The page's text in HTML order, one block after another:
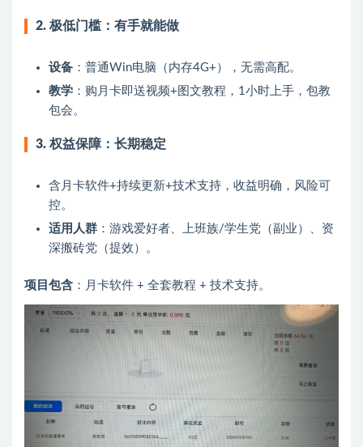
2. 极低门槛：有手就能做
设备 ：普通Win电脑（内存4G+），无需高配。
教学 ：购月卡即送视频+图文教程，1小时上手，包教
包会。
3. 权益保障：长期稳定
含月卡软件+持续更新+技术支持，收益明确，风险可
控。
适用人群 ：游戏爱好者、上班族/学生党（副业）、资
深搬砖党（提效）。
项目包含 ：月卡软件 + 全套教程 + 技术支持。